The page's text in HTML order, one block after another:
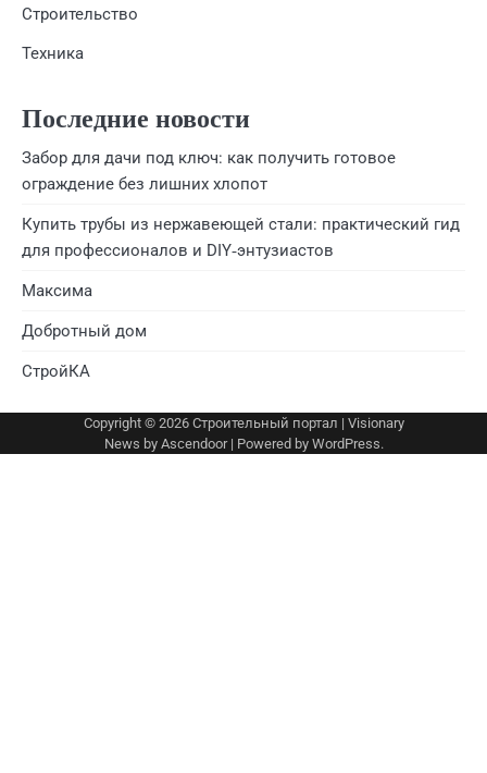
Строительство
Техника
Последние новости
Забор для дачи под ключ: как получить готовое
ограждение без лишних хлопот
Купить трубы из нержавеющей стали: практический гид
для профессионалов и DIY‑энтузиастов
Максима
Добротный дом
СтройКА
Copyright © 2026 Строительный портал | Visionary
News by Ascendoor| Powered by WordPress.